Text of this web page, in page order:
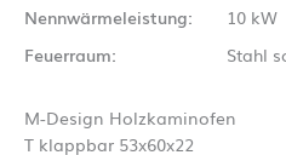
Nennwärmeleistung:
10 kW
Feuerraum:
Stahl
M-Design Holzkaminofen
T klappbar 53x60x22